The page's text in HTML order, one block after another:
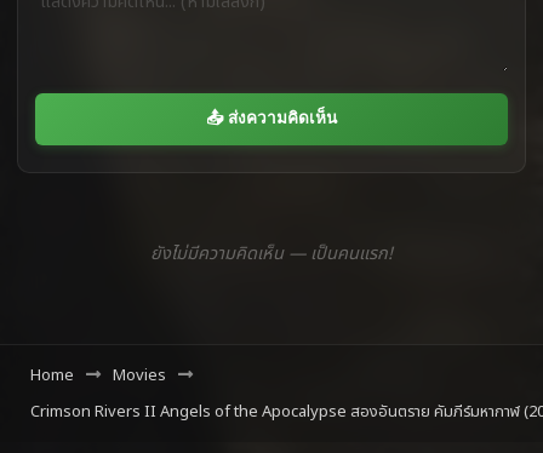
📤 ส่งความคิดเห็น
ยังไม่มีความคิดเห็น — เป็นคนแรก!
Home
Movies
Crimson Rivers II Angels of the Apocalypse สองอันตราย คัมภีร์มหากาฬ